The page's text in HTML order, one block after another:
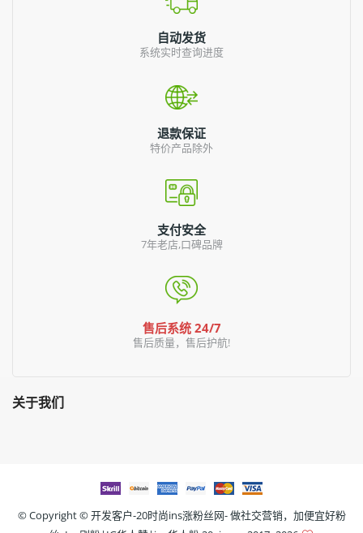
自动发货
系统实时查询进度
退款保证
特价产品除外
支付安全
7年老店,口碑品牌
售后系统 24/7
售后质量，售后护航!
关于我们
© Copyright ©开发客户-20时尚ins涨粉丝网- 做社交营销，加便宜好粉